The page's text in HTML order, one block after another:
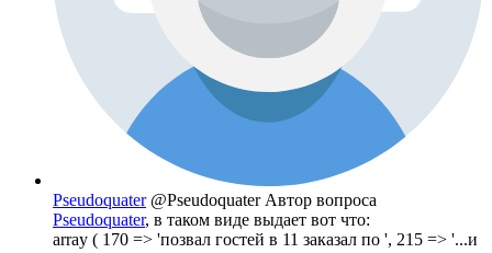
Pseudoquater @Pseudoquater Автор вопроса
Pseudoquater, в таком виде выдает вот что:
array ( 170 => 'позвал гостей в 11 заказал по ', 215 => '...и